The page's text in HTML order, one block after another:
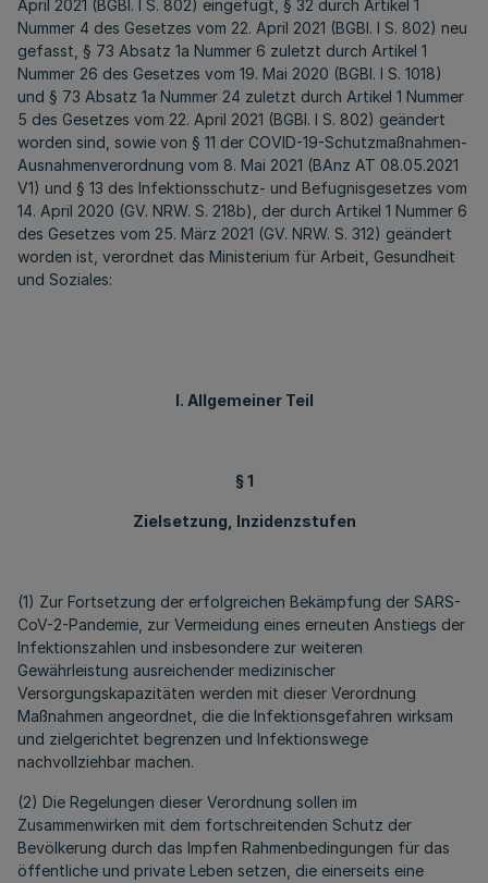
April 2021 (BGBl. I S. 802) eingefügt, § 32 durch Artikel 1
Nummer 4 des Gesetzes vom 22. April 2021 (BGBl. I S. 802) neu
gefasst, § 73 Absatz 1a Nummer 6 zuletzt durch Artikel 1
Nummer 26 des Gesetzes vom 19. Mai 2020 (BGBl. I S. 1018)
und § 73 Absatz 1a Nummer 24 zuletzt durch Artikel 1 Nummer
5 des Gesetzes vom 22. April 2021 (BGBl. I S. 802) geändert
worden sind, sowie von § 11 der COVID-19-Schutzmaßnahmen-
Ausnahmenverordnung vom 8. Mai 2021 (BAnz AT 08.05.2021
V1) und § 13 des Infektionsschutz- und Befugnisgesetzes vom
14. April 2020 (GV. NRW. S. 218b), der durch Artikel 1 Nummer 6
des Gesetzes vom 25. März 2021 (GV. NRW. S. 312) geändert
worden ist, verordnet das Ministerium für Arbeit, Gesundheit
und Soziales:
I. Allgemeiner Teil
§ 1
Zielsetzung, Inzidenzstufen
(1) Zur Fortsetzung der erfolgreichen Bekämpfung der SARS-
CoV-2-Pandemie, zur Vermeidung eines erneuten Anstiegs der
Infektionszahlen und insbesondere zur weiteren
Gewährleistung ausreichender medizinischer
Versorgungskapazitäten werden mit dieser Verordnung
Maßnahmen angeordnet, die die Infektionsgefahren wirksam
und zielgerichtet begrenzen und Infektionswege
nachvollziehbar machen.
(2) Die Regelungen dieser Verordnung sollen im
Zusammenwirken mit dem fortschreitenden Schutz der
Bevölkerung durch das Impfen Rahmenbedingungen für das
öffentliche und private Leben setzen, die einerseits eine